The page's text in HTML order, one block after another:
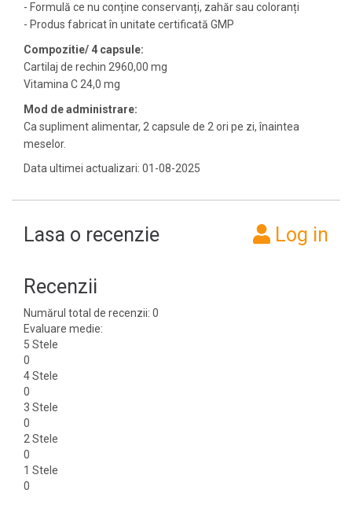
- Formulă ce nu conține conservanți, zahăr sau coloranți
- Produs fabricat în unitate certificată GMP
Compozitie/ 4 capsule:
Cartilaj de rechin 2960,00 mg
Vitamina C 24,0 mg
Mod de administrare:
Ca supliment alimentar, 2 capsule de 2 ori pe zi, înaintea
meselor.
Data ultimei actualizari: 01-08-2025
Lasa o recenzie Log in
Recenzii
Numărul total de recenzii: 0
Evaluare medie:
5 Stele
0
4 Stele
0
3 Stele
0
2 Stele
0
1 Stele
0